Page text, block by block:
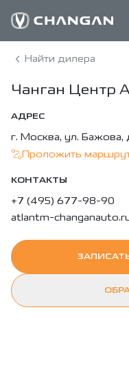
Найти дилера
Чанган Центр
АДРЕС
г. Москва, ул. Бажова,
Проложить
КОНТАКТЫ
+7 (495) 677-98-90
atlantm-